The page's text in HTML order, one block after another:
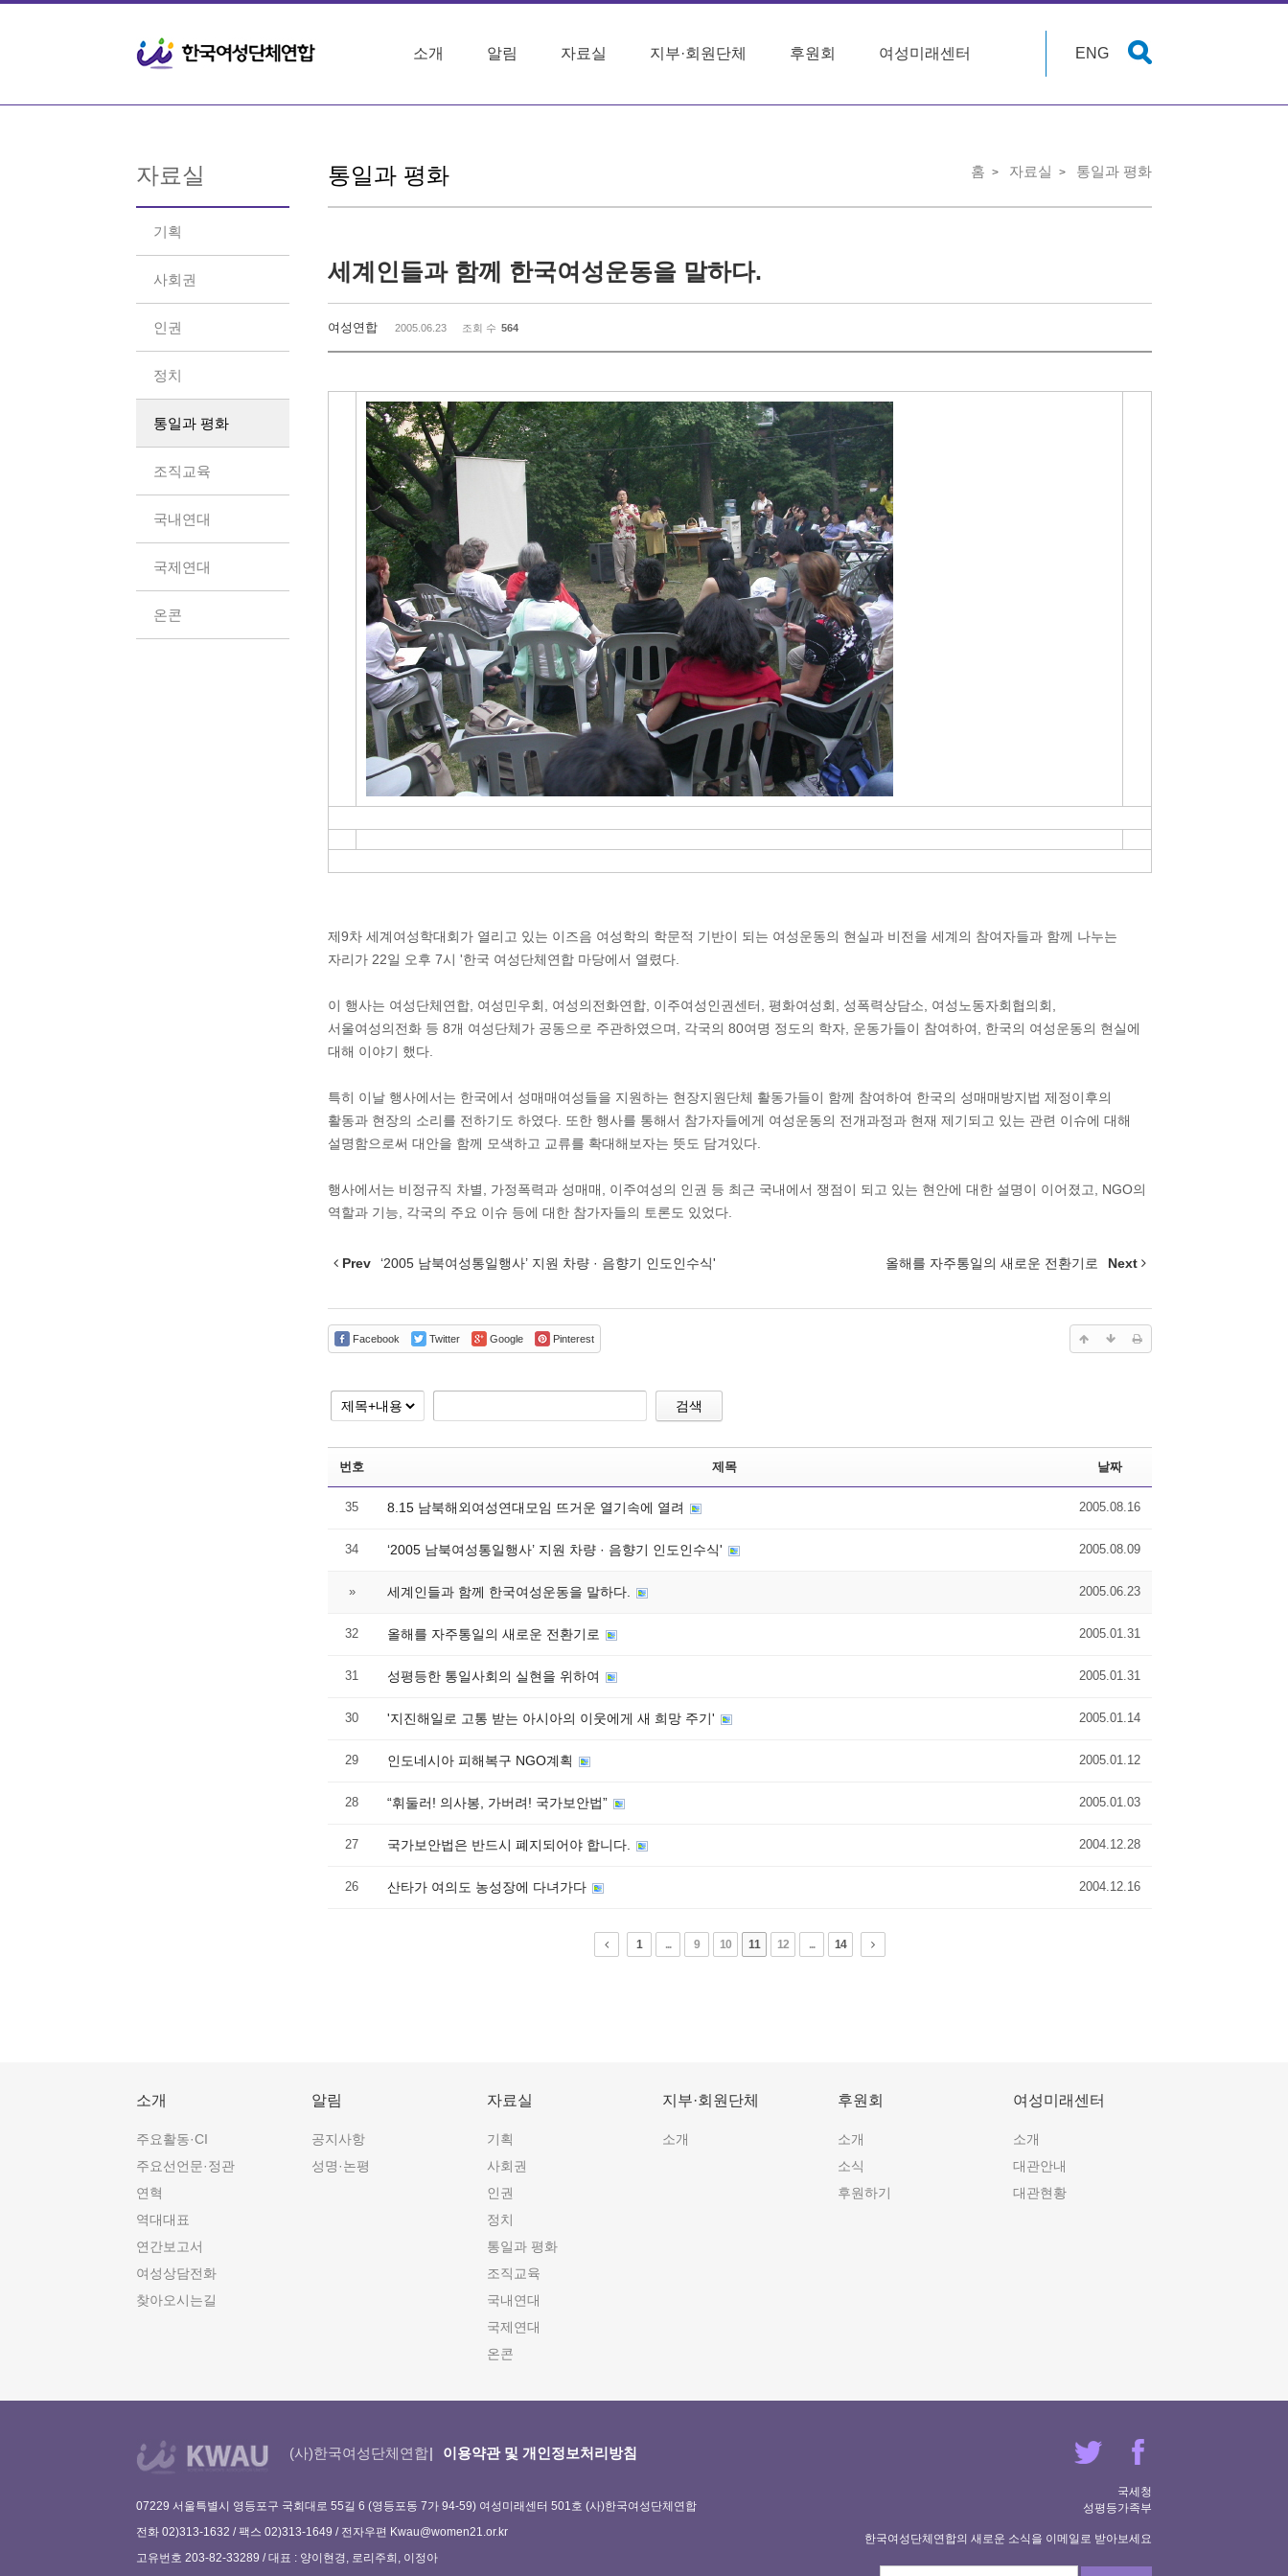
소개 알림 자료실 지부·회원단체 후원회 여성미래센터 ENG
자료실
기획
사회권
인권
정치
통일과 평화
조직교육
국내연대
국제연대
온콘
통일과 평화 홈 자료실 통일과 평화
세계인들과 함께 한국여성운동을 말하다.
여성연합 2005.06.23 조회 수 564
제9차 세계여성학대회가 열리고 있는 이즈음 여성학의 학문적 기반이 되는 여성운동의 현실과 비전을 세계의 참여자들과 함께 나누는
자리가 22일 오후 7시 '한국 여성단체연합 마당에서 열렸다.
이 행사는 여성단체연합, 여성민우회, 여성의전화연합, 이주여성인권센터, 평화여성회, 성폭력상담소, 여성노동자회협의회,
서울여성의전화 등 8개 여성단체가 공동으로 주관하였으며, 각국의 80여명 정도의 학자, 운동가들이 참여하여, 한국의 여성운동의 현실에
대해 이야기 했다.
특히 이날 행사에서는 한국에서 성매매여성들을 지원하는 현장지원단체 활동가들이 함께 참여하여 한국의 성매매방지법 제정이후의
활동과 현장의 소리를 전하기도 하였다. 또한 행사를 통해서 참가자들에게 여성운동의 전개과정과 현재 제기되고 있는 관련 이슈에 대해
설명함으로써 대안을 함께 모색하고 교류를 확대해보자는 뜻도 담겨있다.
행사에서는 비정규직 차별, 가정폭력과 성매매, 이주여성의 인권 등 최근 국내에서 쟁점이 되고 있는 현안에 대한 설명이 이어졌고, NGO의
역할과 기능, 각국의 주요 이슈 등에 대한 참가자들의 토론도 있었다.
Prev ‘2005 남북여성통일행사’ 지원 차량 · 음향기 인도인수식' 올해를 자주통일의 새로운 전환기로 Next
Facebook Twitter Google Pinterest
검색
번호 제목 날짜
35 8.15 남북해외여성연대모임 뜨거운 열기속에 열려 2005.08.16
34 ‘2005 남북여성통일행사’ 지원 차량 · 음향기 인도인수식' 2005.08.09
» 세계인들과 함께 한국여성운동을 말하다. 2005.06.23
32 올해를 자주통일의 새로운 전환기로 2005.01.31
31 성평등한 통일사회의 실현을 위하여 2005.01.31
30 '지진해일로 고통 받는 아시아의 이웃에게 새 희망 주기' 2005.01.14
29 인도네시아 피해복구 NGO계획 2005.01.12
28 “휘둘러! 의사봉, 가버려! 국가보안법” 2005.01.03
27 국가보안법은 반드시 폐지되어야 합니다. 2004.12.28
26 산타가 여의도 농성장에 다녀가다 2004.12.16
1 ... 9 10 11 12 ... 14
소개
주요활동·CI
주요선언문·정관
연혁
역대대표
연간보고서
여성상담전화
찾아오시는길
알림
공지사항
성명·논평
자료실
기획
사회권
인권
정치
통일과 평화
조직교육
국내연대
국제연대
온콘
지부·회원단체
소개
후원회
소개
소식
후원하기
여성미래센터
소개
대관안내
대관현황
(사)한국여성단체연합 이용약관 및 개인정보처리방침
07229 서울특별시 영등포구 국회대로 55길 6 (영등포동 7가 94-59) 여성미래센터 501호 (사)한국여성단체연합
전화 02)313-1632 / 팩스 02)313-1649 / 전자우편 Kwau@women21.or.kr
고유번호 203-82-33289 / 대표 : 양이현경, 로리주희, 이정아
국세청
성평등가족부
한국여성단체연합의 새로운 소식을 이메일로 받아보세요